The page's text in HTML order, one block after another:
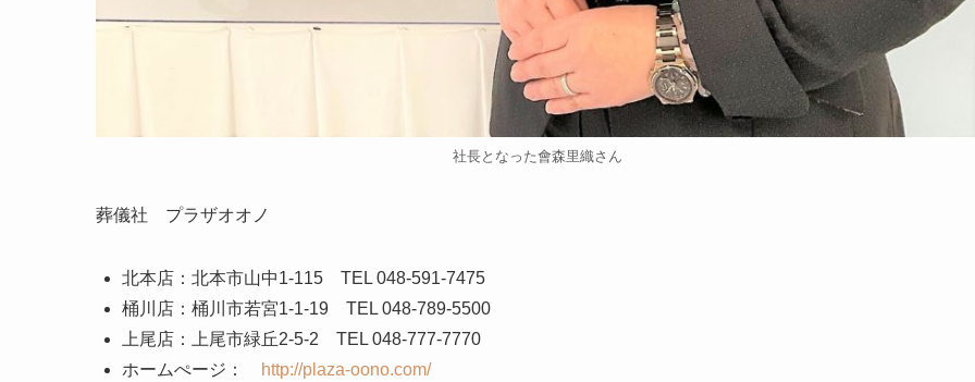
社長となった會森里織さん
葬儀社 プラザオオノ
北本店：北本市山中1-115 TEL 048-591-7475
桶川店：桶川市若宮1-1-19 TEL 048-789-5500
上尾店：上尾市緑丘2-5-2 TEL 048-777-7770
ホームぺージ：
http://plaza-oono.com/